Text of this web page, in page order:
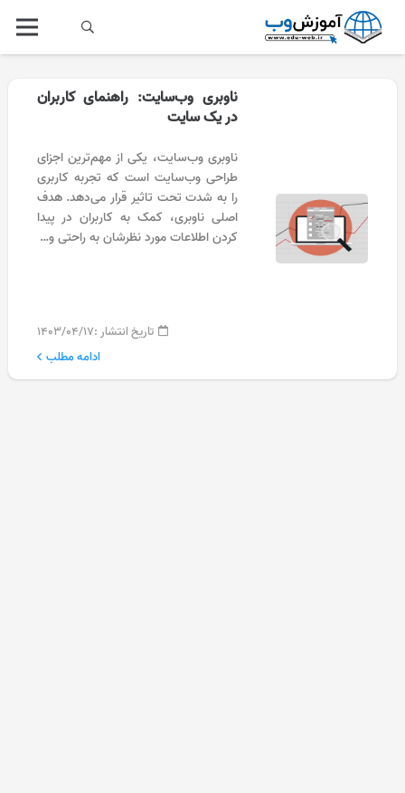
ناوبری وب‌سایت: راهنمای کاربران
در یک سایت
ناوبری وب‌سایت، یکی از مهم‌ترین اجزای
طراحی وب‌سایت است که تجربه کاربری
را به شدت تحت تاثیر قرار می‌دهد. هدف
اصلی ناوبری، کمک به کاربران در پیدا
کردن اطلاعات مورد نظرشان به راحتی و…
تاریخ انتشار :۱۴۰۳/۰۴/۱۷
ادامه مطلب